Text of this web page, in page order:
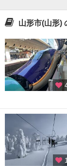
山形市(山形)